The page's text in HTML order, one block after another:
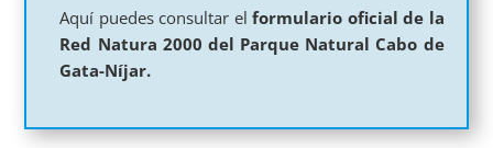
Aquí puedes consultar elformulario oficial de la
Red Natura 2000 del Parque Natural Cabo de
Gata-Níjar.